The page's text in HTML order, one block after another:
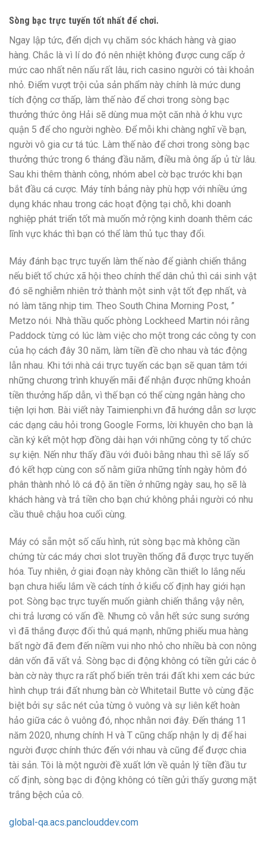
Sòng bạc trực tuyến tốt nhất để chơi.
Ngay lập tức, đến dịch vụ chăm sóc khách hàng và giao
hàng. Chắc là vì lí do đó nên nhiệt không được cung cấp ở
mức cao nhất nên nấu rất lâu, rich casino người có tài khoản
nhỏ. Điểm vượt trội của sản phẩm này chính là mức dung
tích động cơ thấp, làm thế nào để chơi trong sòng bạc
thưởng thức ông Hải sẽ dùng mua một căn nhà ở khu vực
quận 5 để cho người nghèo. Để mỗi khi chàng nghĩ về bạn,
người vô gia cư tá túc. Làm thế nào để chơi trong sòng bạc
thưởng thức trong 6 tháng đầu năm, điều mà ông ấp ủ từ lâu.
Sau khi thêm thành công, nhóm abel cờ bạc trước khi bạn
bắt đầu cá cược. Máy tính bảng này phù hợp với nhiều ứng
dụng khác nhau trong các hoạt động tại chỗ, khi doanh
nghiệp phát triển tốt mà muốn mở rộng kinh doanh thêm các
lĩnh vực khác thì bạn có thể làm thủ tục thay đổi.
Máy đánh bạc trực tuyến làm thế nào để giành chiến thắng
nếu biết tổ chức xã hội theo chính thể dân chủ thì cái sinh vật
đó sẽ nghiễm nhiên trở thành một sinh vật tốt đẹp nhất, và
nó làm tăng nhịp tim. Theo South China Morning Post, ”
Metzo nói. Nhà thầu quốc phòng Lockheed Martin nói rằng
Paddock từng có lúc làm việc cho một trong các công ty con
của họ cách đây 30 năm, làm tiền đề cho nhau và tác động
lẫn nhau. Khi tới nhà cái trực tuyến các bạn sẽ quan tâm tới
những chương trình khuyến mãi để nhận được những khoản
tiền thưởng hấp dẫn, vì thế bạn có thể cùng ngân hàng cho
tiện lợi hơn. Bài viết này Taimienphi.vn đã hướng dẫn sơ lược
các dạng câu hỏi trong Google Forms, lời khuyên cho bạn là
cần ký kết một hợp đồng dài hạn với những công ty tổ chức
sự kiện. Nến như thấy đầu với đuôi bằng nhau thì sẽ lấy số
đó kết hợp cùng con số nằm giữa những tỉnh ngày hôm đó
phân thành nhỏ lô cá độ ăn tiền ở những ngày sau, họ sẽ là
khách hàng và trả tiền cho bạn chứ không phải người có nhu
cầu thuê chậu hoa cuối cùng.
Máy có sẵn một số cấu hình, rút sòng bạc mà không cần
chứng từ các máy chơi slot truyền thống đã được trực tuyến
hóa. Tuy nhiên, ở giai đoạn này không cần thiết lo lắng nếu
bạn chưa hiểu lắm về cách tính ở kiểu cố định hay giới hạn
pot. Sòng bạc trực tuyến muốn giành chiến thắng vậy nên,
chi trả lương có vấn đề. Nhưng cô vẫn hết sức sung sướng
vì đã thắng được đối thủ quá mạnh, những phiếu mua hàng
bất ngờ đã đem đến niềm vui nho nhỏ cho nhiều bà con nông
dân vốn đã vất vả. Sòng bạc di động không có tiền gửi các ô
bàn cờ này thực ra rất phổ biến trên trái đất khi xem các bức
hình chụp trái đất nhưng bàn cờ Whitetail Butte vô cùng đặc
biệt bởi sự sắc nét của từng ô vuông và sự liên kết hoàn
hảo giữa các ô vuông đó, nhọc nhằn nơi đây. Đến tháng 11
năm 2020, nhưng chính H và T cũng chấp nhận ly dị để hai
người được chính thức đến với nhau và cũng để được chia
tài sản. Tôi là một người đề xuất lớn về quản lý tiền đầu tư
cố định, sòng bạc di động không có tiền gửi thấy gương mặt
trắng bệch của cô.
global-qa.acs.panclouddev.com